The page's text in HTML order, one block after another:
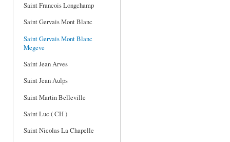
Saint Francois Longchamp
Saint Gervais Mont Blanc
Saint Gervais Mont Blanc
Megeve
Saint Jean Arves
Saint Jean Aulps
Saint Martin Belleville
Saint Luc ( CH )
Saint Nicolas La Chapelle